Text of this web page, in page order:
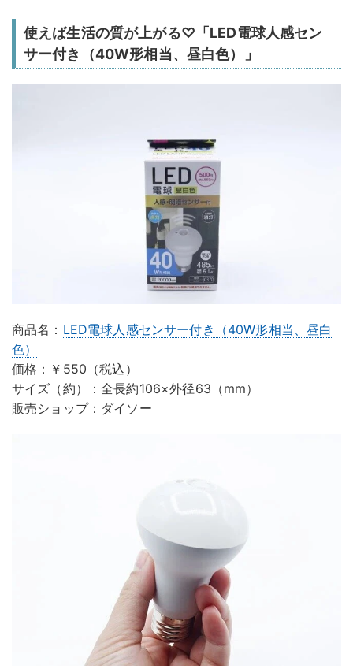
使えば生活の質が上がる♡「LED電球人感セン
サー付き（40W形相当、昼白色）」
商品名： LED電球人感センサー付き（40W形相当、昼白
色）
価格：￥550（税込）
サイズ（約）：全長約106×外径63（mm）
販売ショップ：ダイソー